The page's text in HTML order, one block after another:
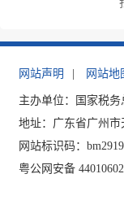
网站声明 网站地
主办单位：国家税
地址：广东省广州市
网站标识码：
粤公网安备